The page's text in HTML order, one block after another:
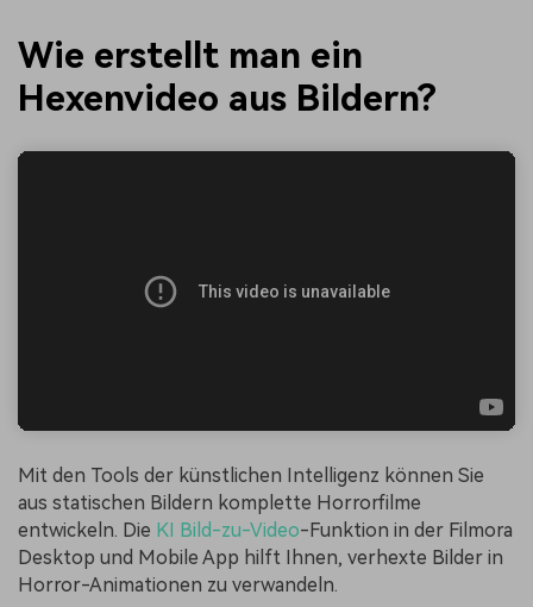
Wie erstellt man ein
Hexenvideo aus Bildern?
Mit den Tools der künstlichen Intelligenz können Sie
aus statischen Bildern komplette Horrorfilme
entwickeln. Die KI Bild-zu-Video-Funktion in der Filmora
Desktop und Mobile App hilft Ihnen, verhexte Bilder in
Horror-Animationen zu verwandeln.